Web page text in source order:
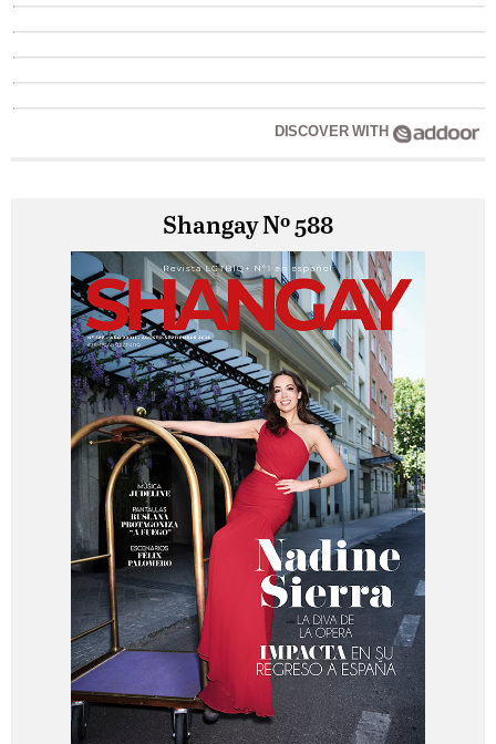
DISCOVER WITH
Shangay Nº 588